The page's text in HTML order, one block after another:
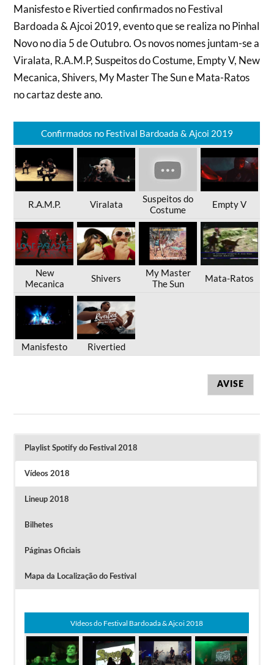
Manisfesto e Rivertied confirmados no Festival
Bardoada & Ajcoi 2019, evento que se realiza no Pinhal
Novo no dia 5 de Outubro. Os novos nomes juntam-se a
Viralata, R.A.M.P, Suspeitos do Costume, Empty V, New
Mecanica, Shivers, My Master The Sun e Mata-Ratos
no cartaz deste ano.
Confirmados no Festival Bardoada & Ajcoi 2019
R.A.M.P. Viralata
Suspeitos do
Costume
Empty V
New
Mecanica
Shivers
My Master
The Sun
Mata-Ratos
Manisfesto Rivertied
AVISE
Playlist Spotify do Festival 2018
Vídeos 2018
Lineup 2018
Bilhetes
Páginas Oficiais
Mapa da Localização do Festival
Vídeos do Festival Bardoada & Ajcoi 2018